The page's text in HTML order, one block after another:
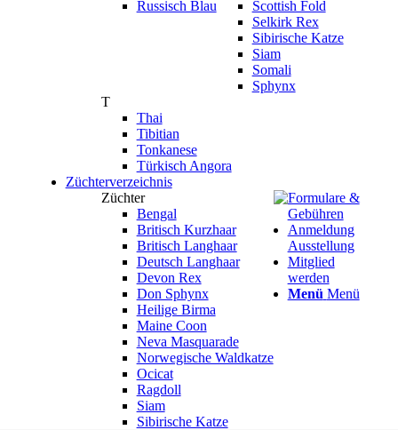
Russisch Blau
Scottish Fold
Selkirk Rex
Sibirische Katze
Siam
Somali
Sphynx
T
Thai
Tibitian
Tonkanese
Türkisch Angora
Züchterverzeichnis
Züchter
Bengal
Britisch Kurzhaar
Britisch Langhaar
Deutsch Langhaar
Devon Rex
Don Sphynx
Heilige Birma
Maine Coon
Neva Masquarade
Norwegische Waldkatze
Ocicat
Ragdoll
Siam
Sibirische Katze
Formulare &
Gebühren
Anmeldung
Ausstellung
Mitglied
werden
Menü Menü